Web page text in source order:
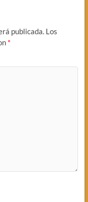
publicada. Los
*